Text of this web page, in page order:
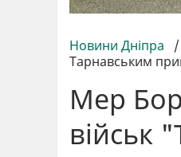
Новини Дніпра /
Тарнавським
Мер
військ